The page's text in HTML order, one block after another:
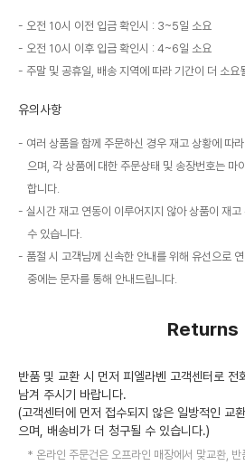
오전 10시 이전 입금 확인시 : 3~5일 소요
오전 10시 이후 입금 확인시 : 4~6일 소요
주말 및 공휴일, 배송 지역에 따라 기간이 더 소요
유의사항
여러 상품을 함께 주문하신 경우 재고 상황에 따
으며, 각 상품에 대한 주문상태 및 송장번호는 마
합니다.
실시간 재고 연동이 이루어지지 않아 상품이 재고
수 있습니다.
품절 시 고객님께 신속한 안내를 위해 유선으로
중에는 문자를 통해 안내드립니다.
Returns
반품 및 교환 시 먼저 피엘라벤 고객센터로 전
남겨 주시기 바랍니다.
(고객센터에 먼저 접수되지 않은 일방적인 교
으며, 배송비가 더 청구될 수 있습니다.)
온라인 주문건은 오프라인 매장에서 맞교환, 반